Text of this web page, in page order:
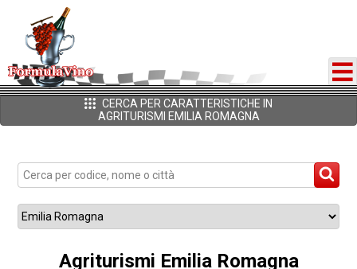
Agriturismi Emilia Romagna
CERCA PER CARATTERISTICHE IN
AGRITURISMI EMILIA ROMAGNA